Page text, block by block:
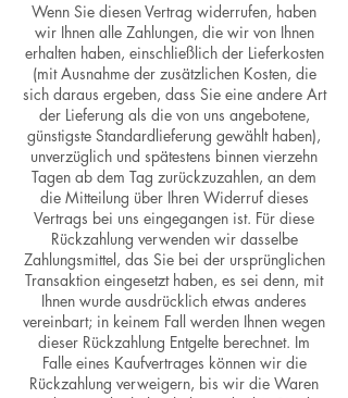
Wenn Sie diesen Vertrag widerrufen, haben
wir Ihnen alle Zahlungen, die wir von Ihnen
erhalten haben, einschließlich der Lieferkosten
(mit Ausnahme der zusätzlichen Kosten, die
sich daraus ergeben, dass Sie eine andere Art
der Lieferung als die von uns angebotene,
günstigste Standardlieferung gewählt haben),
unverzüglich und spätestens binnen vierzehn
Tagen ab dem Tag zurückzuzahlen, an dem
die Mitteilung über Ihren Widerruf dieses
Vertrags bei uns eingegangen ist. Für diese
Rückzahlung verwenden wir dasselbe
Zahlungsmittel, das Sie bei der ursprünglichen
Transaktion eingesetzt haben, es sei denn, mit
Ihnen wurde ausdrücklich etwas anderes
vereinbart; in keinem Fall werden Ihnen wegen
dieser Rückzahlung Entgelte berechnet. Im
Falle eines Kaufvertrages können wir die
Rückzahlung verweigern, bis wir die Waren